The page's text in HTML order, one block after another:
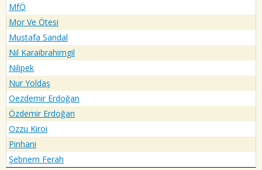
MfÖ
Mor Ve Ötesi
Mustafa Sandal
Nil Karaibrahimgil
Nilipek
Nur Yoldaş
Oezdemir Erdoğan
Özdemir Erdoğan
Ozzu Kiroi
Pinhani
Şebnem Ferah